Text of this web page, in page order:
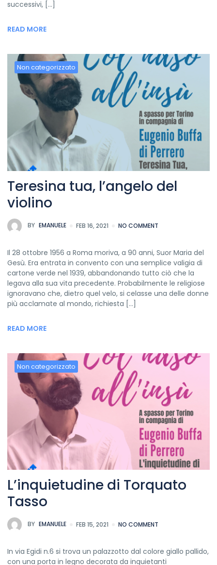
successivi, […]
READ MORE
Non categorizzato
Teresina tua, l’angelo del
violino
BY EMANUELE FEB 16, 2021 NO COMMENT
Il 28 ottobre 1956 a Roma moriva, a 90 anni, Suor Maria del
Gesù. Era entrata in convento con una semplice valigia di
cartone verde nel 1939, abbandonando tutto ciò che la
legava alla sua vita precedente. Probabilmente le religiose
ignoravano che, dietro quel velo, si celasse una delle donne
più acclamate al mondo, richiesta […]
READ MORE
Non categorizzato
L’inquietudine di Torquato
Tasso
BY EMANUELE FEB 15, 2021 NO COMMENT
In via Egidi n.6 si trova un palazzotto dal colore giallo pallido,
con una porta in legno decorata da inquietanti